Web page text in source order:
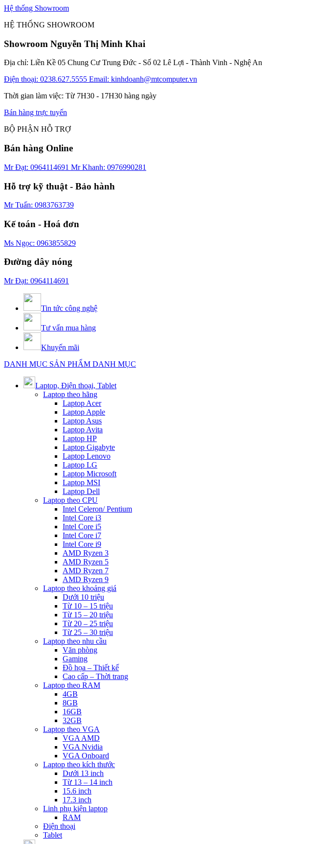
Hệ thống Showroom
HỆ THỐNG SHOWROOM
Showroom Nguyễn Thị Minh Khai
Địa chỉ: Liền Kề 05 Chung Cư Trung Đức - Số 02 Lê Lợi - Thành Vinh - Nghệ An
Điện thoại: 0238.627.5555 Email: kinhdoanh@mtcomputer.vn
Thời gian làm việc: Từ 7H30 - 17H30 hàng ngày
Bán hàng trực tuyến
BỘ PHẬN HỖ TRỢ
Bán hàng Online
Mr Đạt: 0964114691 Mr Khanh: 0976990281
Hỗ trợ kỹ thuật - Bảo hành
Mr Tuấn: 0983763739
Kế toán - Hoá đơn
Ms Ngọc: 0963855829
Đường dây nóng
Mr Đạt: 0964114691
Tin tức công nghệ
Tư vấn mua hàng
Khuyến mãi
DANH MỤC SẢN PHẨM DANH MỤC
Laptop, Điện thoại, Tablet
Laptop theo hãng
Laptop Acer
Laptop Apple
Laptop Asus
Laptop Avita
Laptop HP
Laptop Gigabyte
Laptop Lenovo
Laptop LG
Laptop Microsoft
Laptop MSI
Laptop Dell
Laptop theo CPU
Intel Celeron/ Pentium
Intel Core i3
Intel Core i5
Intel Core i7
Intel Core i9
AMD Ryzen 3
AMD Ryzen 5
AMD Ryzen 7
AMD Ryzen 9
Laptop theo khoảng giá
Dưới 10 triệu
Từ 10 – 15 triệu
Từ 15 – 20 triệu
Từ 20 – 25 triệu
Từ 25 – 30 triệu
Laptop theo nhu cầu
Văn phòng
Gaming
Đồ họa – Thiết kế
Cao cấp – Thời trang
Laptop theo RAM
4GB
8GB
16GB
32GB
Laptop theo VGA
VGA AMD
VGA Nvidia
VGA Onboard
Laptop theo kích thước
Dưới 13 inch
Từ 13 – 14 inch
15.6 inch
17.3 inch
Linh phụ kiện laptop
RAM
Điện thoại
Tablet